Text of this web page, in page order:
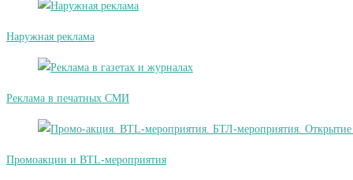
Наружная реклама
Реклама в печатных СМИ
Промоакции и BTL-мероприятия